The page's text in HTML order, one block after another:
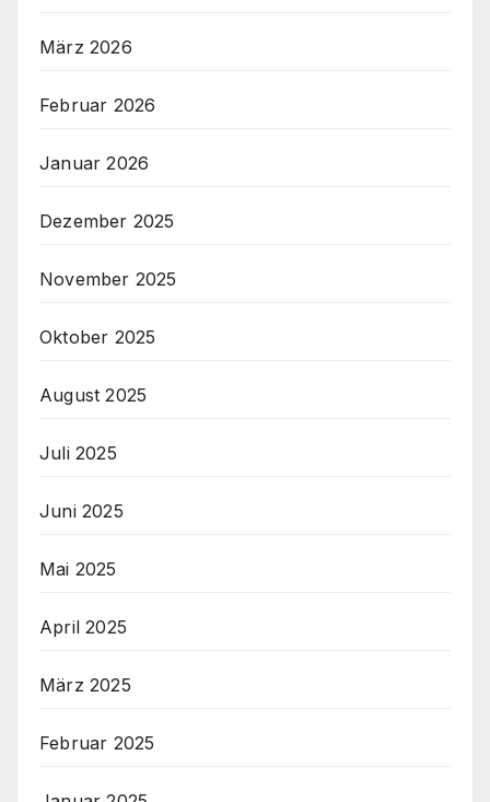
März 2026
Februar 2026
Januar 2026
Dezember 2025
November 2025
Oktober 2025
August 2025
Juli 2025
Juni 2025
Mai 2025
April 2025
März 2025
Februar 2025